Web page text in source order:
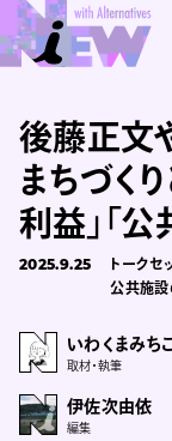
後藤正文
まちづく
利益」「公
2025.9.25
トークセ
公共施設
いわくまみち
取材・執筆
伊佐次由依
編集